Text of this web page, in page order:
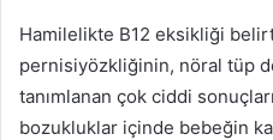
Hamilelikte B12 eksikliği
pernisiyözkliğinin, nöral tüp
tanımlanan çok ciddi
bozukluklar içinde bebeğin